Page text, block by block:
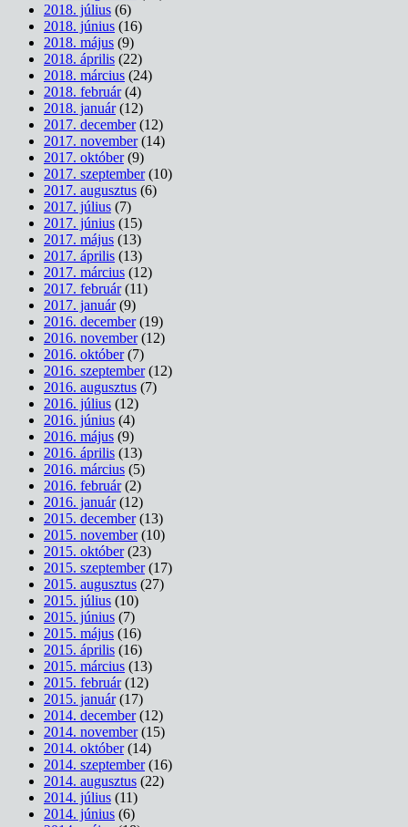
2018. július (6)
2018. június (16)
2018. május (9)
2018. április (22)
2018. március (24)
2018. február(4)
2018. január(12)
2017. december(12)
2017. november(14)
2017. október(9)
2017. szeptember(10)
2017. augusztus (6)
2017. július (7)
2017. június (15)
2017. május (13)
2017. április (13)
2017. március (12)
2017. február(11)
2017. január(9)
2016. december(19)
2016. november(12)
2016. október(7)
2016. szeptember(12)
2016. augusztus (7)
2016. július (12)
2016. június (4)
2016. május (9)
2016. április (13)
2016. március (5)
2016. február(2)
2016. január(12)
2015. december(13)
2015. november(10)
2015. október(23)
2015. szeptember(17)
2015. augusztus (27)
2015. július (10)
2015. június (7)
2015. május (16)
2015. április (16)
2015. március (13)
2015. február(12)
2015. január(17)
2014. december(12)
2014. november(15)
2014. október(14)
2014. szeptember(16)
2014. augusztus (22)
2014. július (11)
2014. június (6)